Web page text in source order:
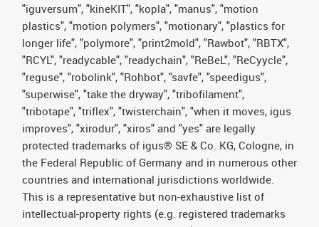
"iguversum", "kineKIT", "kopla", "manus", "motion
plastics", "motion polymers", "motionary", "plastics for
longer life", "polymore", "print2mold", "Rawbot", "RBTX",
"RCYL", "readycable", "readychain", "ReBeL", "ReCyycle",
"reguse", "robolink", "Rohbot", "savfe", "speedigus",
"superwise", "take the dryway", "tribofilament",
"tribotape", "triflex", "twisterchain", "when it moves, igus
improves", "xirodur", "xiros" and "yes" are legally
protected trademarks of igus® SE & Co. KG, Cologne, in
the Federal Republic of Germany and in numerous other
countries and international jurisdictions worldwide.
This is a representative but non-exhaustive list of
intellectual-property rights (e.g. registered trademarks